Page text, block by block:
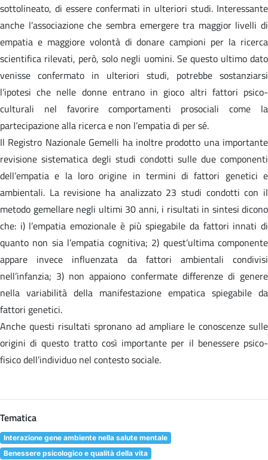
sottolineato, di essere confermati in ulteriori studi. Interessante
anche l’associazione che sembra emergere tra maggior livelli di
empatia e maggiore volontà di donare campioni per la ricerca
scientifica rilevati, però, solo negli uomini. Se questo ultimo dato
venisse confermato in ulteriori studi, potrebbe sostanziarsi
l’ipotesi che nelle donne entrano in gioco altri fattori psico-
culturali nel favorire comportamenti prosociali come la
partecipazione alla ricerca e non l’empatia di per sé.
Il Registro Nazionale Gemelli ha inoltre prodotto una importante
revisione sistematica degli studi condotti sulle due componenti
dell’empatia e la loro origine in termini di fattori genetici e
ambientali. La revisione ha analizzato 23 studi condotti con il
metodo gemellare negli ultimi 30 anni, i risultati in sintesi dicono
che: i) l’empatia emozionale è più spiegabile da fattori innati di
quanto non sia l’empatia cognitiva; 2) quest’ultima componente
appare invece influenzata da fattori ambientali condivisi
nell’infanzia; 3) non appaiono confermate differenze di genere
nella variabilità della manifestazione empatica spiegabile da
fattori genetici.
Anche questi risultati spronano ad ampliare le conoscenze sulle
origini di questo tratto così importante per il benessere psico-
fisico dell’individuo nel contesto sociale.
Tematica
Interazione gene ambiente nella salute mentale
Benessere psicologico e qualità della vita